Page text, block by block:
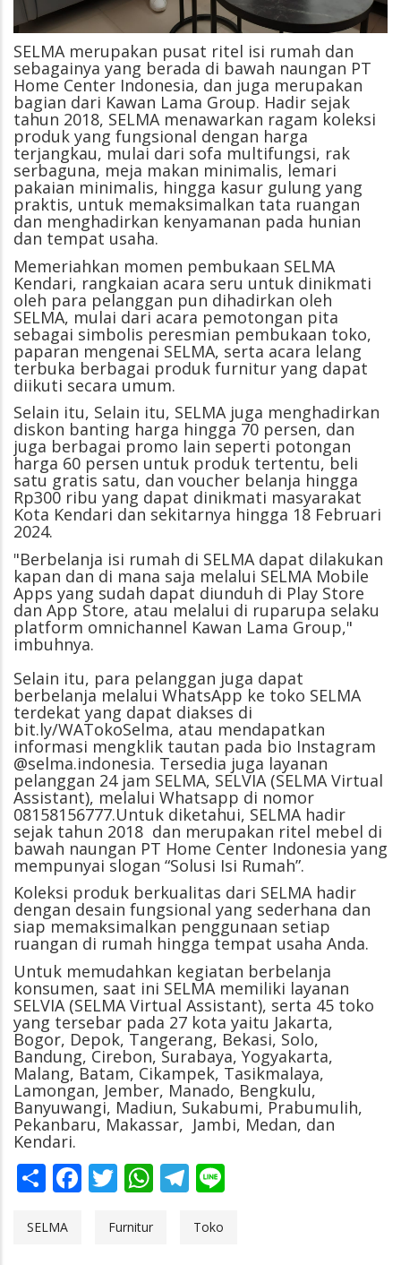
SELMA merupakan pusat ritel isi rumah dan
sebagainya yang berada di bawah naungan PT
Home Center Indonesia, dan juga merupakan
bagian dari Kawan Lama Group. Hadir sejak
tahun 2018, SELMA menawarkan ragam koleksi
produk yang fungsional dengan harga
terjangkau, mulai dari sofa multifungsi, rak
serbaguna, meja makan minimalis, lemari
pakaian minimalis, hingga kasur gulung yang
praktis, untuk memaksimalkan tata ruangan
dan menghadirkan kenyamanan pada hunian
dan tempat usaha.
Memeriahkan momen pembukaan SELMA
Kendari, rangkaian acara seru untuk dinikmati
oleh para pelanggan pun dihadirkan oleh
SELMA, mulai dari acara pemotongan pita
sebagai simbolis peresmian pembukaan toko,
paparan mengenai SELMA, serta acara lelang
terbuka berbagai produk furnitur yang dapat
diikuti secara umum.
Selain itu, Selain itu, SELMA juga menghadirkan
diskon banting harga hingga 70 persen, dan
juga berbagai promo lain seperti potongan
harga 60 persen untuk produk tertentu, beli
satu gratis satu, dan voucher belanja hingga
Rp300 ribu yang dapat dinikmati masyarakat
Kota Kendari dan sekitarnya hingga 18 Februari
2024.
"Berbelanja isi rumah di SELMA dapat dilakukan
kapan dan di mana saja melalui SELMA Mobile
Apps yang sudah dapat diunduh di Play Store
dan App Store, atau melalui di ruparupa selaku
platform omnichannel Kawan Lama Group,"
imbuhnya.
Selain itu, para pelanggan juga dapat
berbelanja melalui WhatsApp ke toko SELMA
terdekat yang dapat diakses di
bit.ly/WATokoSelma, atau mendapatkan
informasi mengklik tautan pada bio Instagram
@selma.indonesia. Tersedia juga layanan
pelanggan 24 jam SELMA, SELVIA (SELMA Virtual
Assistant), melalui Whatsapp di nomor
08158156777.Untuk diketahui, SELMA hadir
sejak tahun 2018 dan merupakan ritel mebel di
bawah naungan PT Home Center Indonesia yang
mempunyai slogan “Solusi Isi Rumah”.
Koleksi produk berkualitas dari SELMA hadir
dengan desain fungsional yang sederhana dan
siap memaksimalkan penggunaan setiap
ruangan di rumah hingga tempat usaha Anda.
Untuk memudahkan kegiatan berbelanja
konsumen, saat ini SELMA memiliki layanan
SELVIA (SELMA Virtual Assistant), serta 45 toko
yang tersebar pada 27 kota yaitu Jakarta,
Bogor, Depok, Tangerang, Bekasi, Solo,
Bandung, Cirebon, Surabaya, Yogyakarta,
Malang, Batam, Cikampek, Tasikmalaya,
Lamongan, Jember, Manado, Bengkulu,
Banyuwangi, Madiun, Sukabumi, Prabumulih,
Pekanbaru, Makassar, Jambi, Medan, dan
Kendari.
ShareFacebook
Twitter
WhatsApp
Telegram
SELMA Furnitur Toko